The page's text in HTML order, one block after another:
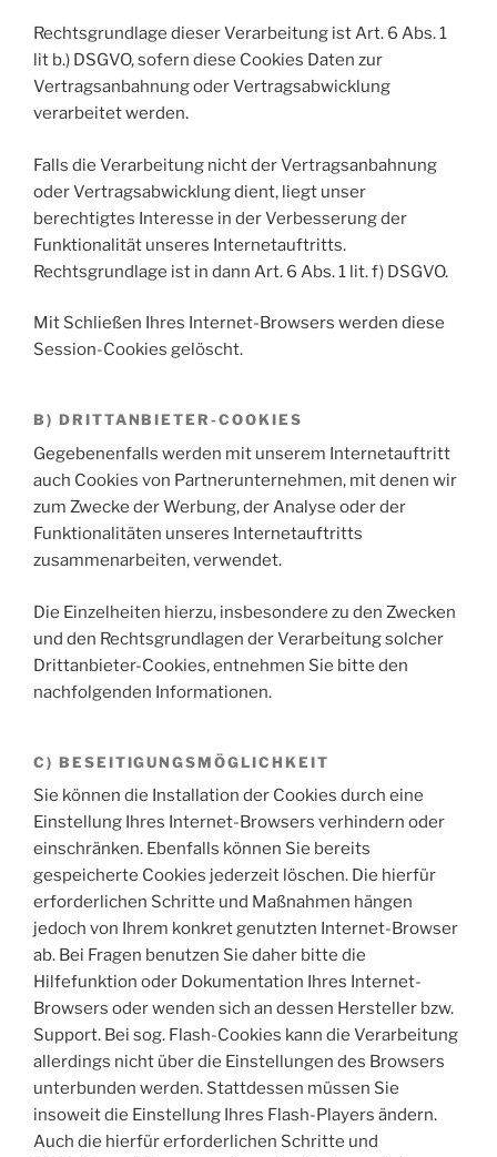
Rechtsgrundlage dieser Verarbeitung ist Art. 6 Abs. 1
lit b.) DSGVO, sofern diese Cookies Daten zur
Vertragsanbahnung oder Vertragsabwicklung
verarbeitet werden.
Falls die Verarbeitung nicht der Vertragsanbahnung
oder Vertragsabwicklung dient, liegt unser
berechtigtes Interesse in der Verbesserung der
Funktionalität unseres Internetauftritts.
Rechtsgrundlage ist in dann Art. 6 Abs. 1 lit. f) DSGVO.
Mit Schließen Ihres Internet-Browsers werden diese
Session-Cookies gelöscht.
B) DRITTANBIETER-COOKIES
Gegebenenfalls werden mit unserem Internetauftritt
auch Cookies von Partnerunternehmen, mit denen wir
zum Zwecke der Werbung, der Analyse oder der
Funktionalitäten unseres Internetauftritts
zusammenarbeiten, verwendet.
Die Einzelheiten hierzu, insbesondere zu den Zwecken
und den Rechtsgrundlagen der Verarbeitung solcher
Drittanbieter-Cookies, entnehmen Sie bitte den
nachfolgenden Informationen.
C) BESEITIGUNGSMÖGLICHKEIT
Sie können die Installation der Cookies durch eine
Einstellung Ihres Internet-Browsers verhindern oder
einschränken. Ebenfalls können Sie bereits
gespeicherte Cookies jederzeit löschen. Die hierfür
erforderlichen Schritte und Maßnahmen hängen
jedoch von Ihrem konkret genutzten Internet-Browser
ab. Bei Fragen benutzen Sie daher bitte die
Hilfefunktion oder Dokumentation Ihres Internet-
Browsers oder wenden sich an dessen Hersteller bzw.
Support. Bei sog. Flash-Cookies kann die Verarbeitung
allerdings nicht über die Einstellungen des Browsers
unterbunden werden. Stattdessen müssen Sie
insoweit die Einstellung Ihres Flash-Players ändern.
Auch die hierfür erforderlichen Schritte und